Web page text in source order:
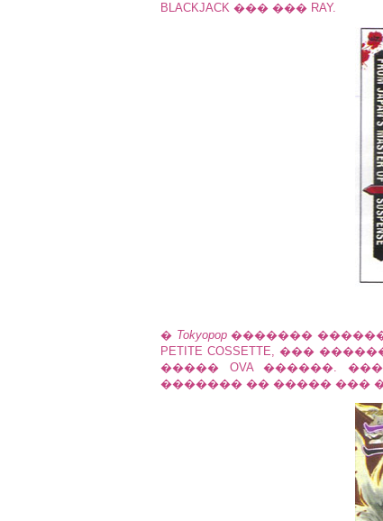
BLACKJACK ��� ��� RAY.
� Tokyopop�������
PETITE COSSETTE, ���
����� OVA ������.
������� �� ����� ���